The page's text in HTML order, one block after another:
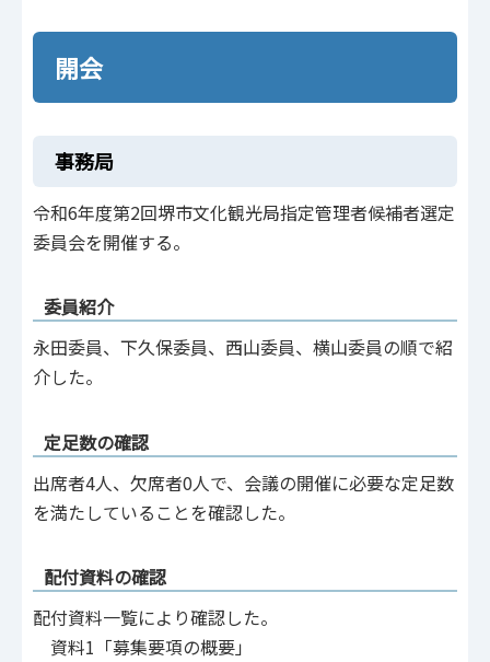
開会
事務局
令和6年度第2回堺市文化観光局指定管理者候補者選定
委員会を開催する。
委員紹介
永田委員、下久保委員、西山委員、横山委員の順で紹
介した。
定足数の確認
出席者4人、欠席者0人で、会議の開催に必要な定足数
を満たしていることを確認した。
配付資料の確認
配付資料一覧により確認した。
資料1「募集要項の概要」